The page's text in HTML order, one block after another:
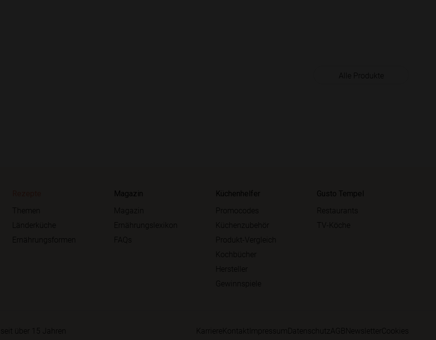
Alle Produkte
Themen
Länderküche
Ernährungsformen
Magazin
Magazin
Ernährungslexikon
FAQs
Küchenhelfer
Promocodes
Küchenzubehör
Produkt-Vergleich
Kochbücher
Hersteller
Gewinnspiele
Gusto Tempel
Restaurants
TV-Köche
über 15 Jahren Karriere Kontakt ImpressumDatenschutzAGBNewsletterCookies